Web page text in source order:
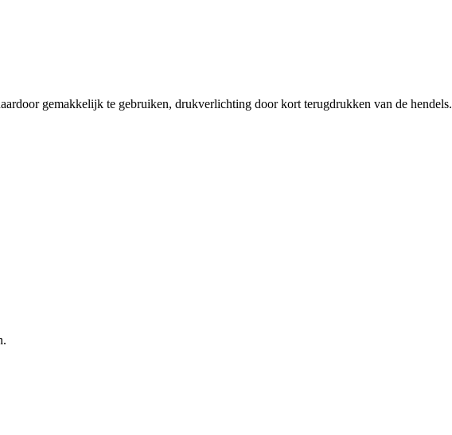
gemakkelijk te gebruiken, drukverlichting door kort terugdrukken van de hendels.